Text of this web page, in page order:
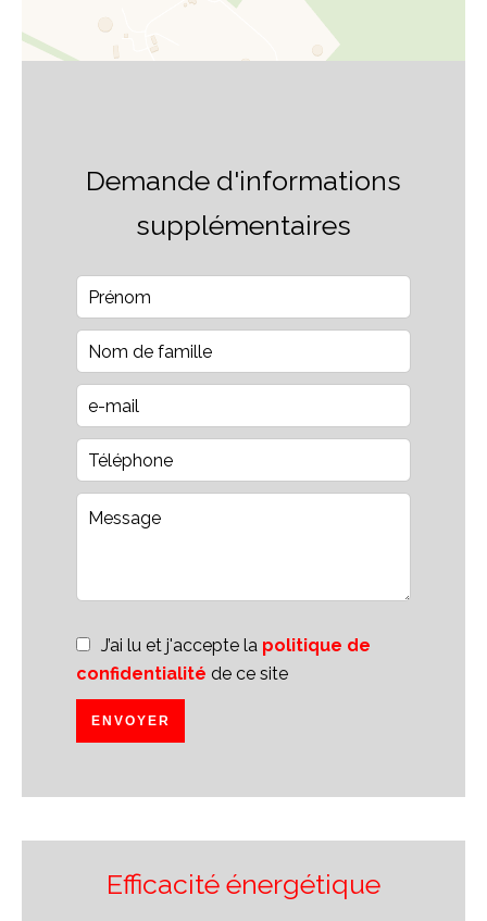
Demande d'informations
supplémentaires
J’ai lu et j'accepte la politique de
confidentialité de ce site
ENVOYER
Efficacité énergétique